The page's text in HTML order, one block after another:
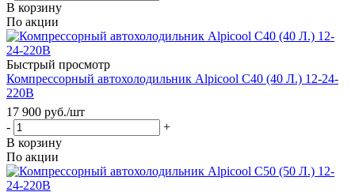
В корзину
По акции
Быстрый просмотр
Компрессорный автохолодильник Alpicool C40 (40 Л.) 12-24-
220В
17 900 руб./шт
-
+
В корзину
По акции